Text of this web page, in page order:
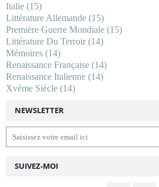
NEWSLETTER
SUIVEZ-MOI
Italie (15)
Littérature Allemande (15)
Première Guerre Mondiale (15)
Littérature Du Terroir(14)
Mémoires (14)
Renaissance Française (14)
Renaissance Italienne (14)
Xvème Siècle (14)